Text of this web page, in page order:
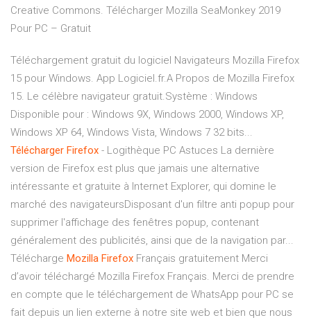
Creative Commons. Télécharger Mozilla SeaMonkey 2019
Pour PC – Gratuit
Téléchargement gratuit du logiciel Navigateurs Mozilla Firefox
15 pour Windows. App Logiciel.fr.A Propos de Mozilla Firefox
15. Le célèbre navigateur gratuit.Système : Windows
Disponible pour : Windows 9X, Windows 2000, Windows XP,
Windows XP 64, Windows Vista, Windows 7 32 bits...
Télécharger Firefox - Logithèque PC Astuces La dernière
version de Firefox est plus que jamais une alternative
intéressante et gratuite à Internet Explorer, qui domine le
marché des navigateursDisposant d'un filtre anti popup pour
supprimer l'affichage des fenêtres popup, contenant
généralement des publicités, ainsi que de la navigation par...
Télécharge Mozilla Firefox Français gratuitement Merci
d’avoir téléchargé Mozilla Firefox Français. Merci de prendre
en compte que le téléchargement de WhatsApp pour PC se
fait depuis un lien externe à notre site web et bien que nous